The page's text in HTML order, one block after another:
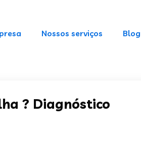
Nossos serviços Blog
? Diagnóstico